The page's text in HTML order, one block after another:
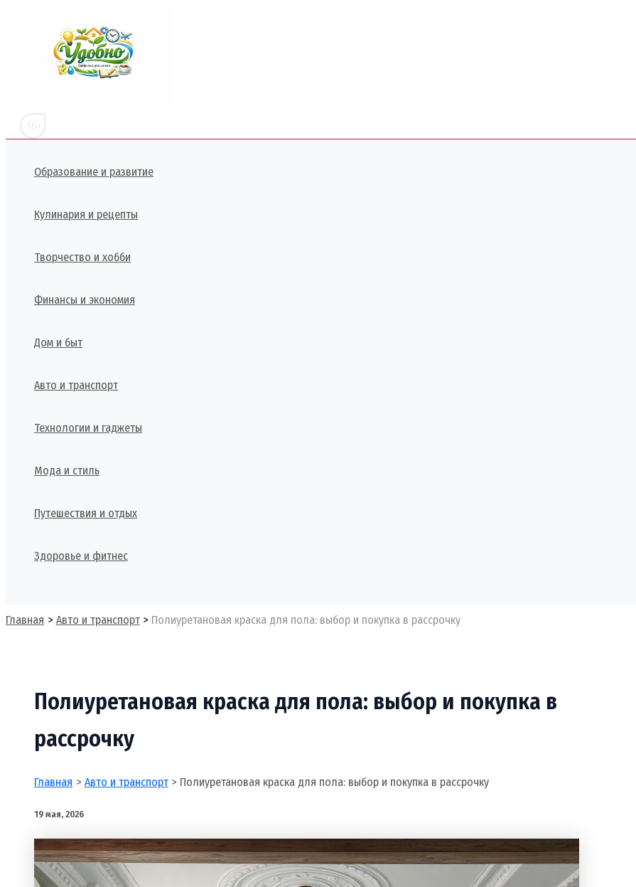
содержимому
Образование и развитие
Кулинария и рецепты
Творчество и хобби
Финансы и экономия
Дом и быт
Авто и транспорт
Технологии и гаджеты
Мода и стиль
Путешествия и отдых
Здоровье и фитнес
Главная Авто и транспорт Полиуретановая краска для пола: выбор и покупка в рассрочку
Полиуретановая краска для пола: выбор и покупка в
рассрочку
Главная Авто и транспорт Полиуретановая краска для пола: выбор и покупка в рассрочку
19 мая, 2026